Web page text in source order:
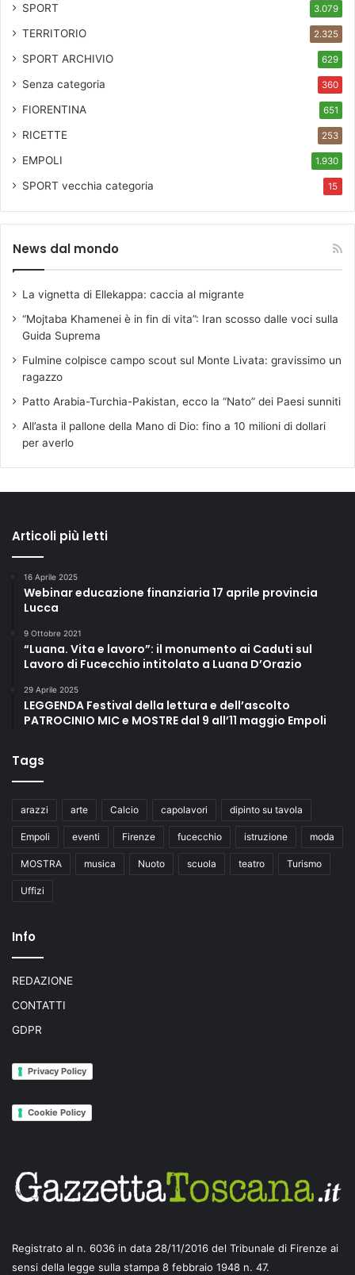
SPORT 3.079
TERRITORIO 2.325
SPORT ARCHIVIO 629
Senza categoria 360
FIORENTINA 651
RICETTE 253
EMPOLI 1.930
SPORT vecchia categoria 15
News dal mondo
La vignetta di Ellekappa: caccia al migrante
“Mojtaba Khamenei è in fin di vita”: Iran scosso dalle voci sulla
Guida Suprema
Fulmine colpisce campo scout sul Monte Livata: gravissimo un
ragazzo
Patto Arabia-Turchia-Pakistan, ecco la “Nato” dei Paesi sunniti
All’asta il pallone della Mano di Dio: fino a 10 milioni di dollari
per averlo
Articoli più letti
16 Aprile 2025
Webinar educazione finanziaria 17 aprile provincia
Lucca
9 Ottobre 2021
“Luana. Vita e lavoro”: il monumento ai Caduti sul
Lavoro di Fucecchio intitolato a Luana D’Orazio
29 Aprile 2025
LEGGENDA Festival della lettura e dell’ascolto
PATROCINIO MIC e MOSTRE dal 9 all’11 maggio Empoli
Tags
arazzi arte Calcio capolavori dipinto su tavola
Empoli eventi Firenze fucecchio istruzione moda
MOSTRA musica Nuoto scuola teatro Turismo
Uffizi
Info
REDAZIONE
CONTATTI
GDPR
Privacy Policy
Cookie Policy
Registrato al n. 6036 in data 28/11/2016 del Tribunale di Firenze ai
sensi della legge sulla stampa 8 febbraio 1948 n. 47.